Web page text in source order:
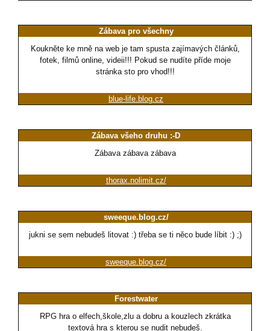
Zábava pro všechny
Koukněte ke mně na web je tam spusta zajímavých článků,
fotek, filmů online, videii!!! Pokud se nudíte příde moje
stránka sto pro vhod!!!
blue-life.blog.cz
Zábava všeho druhu :-D
Zábava zábava zábava
thorax.nolimit.cz/
sweeque.blog.cz/
jukni se sem nebudeš litovat :) třeba se ti něco bude líbit :) ;)
sweeque.blog.cz/
Forestwater
RPG hra o elfech,škole,zlu a dobru a kouzlech zkrátka
textová hra s kterou se nudit nebudeš.